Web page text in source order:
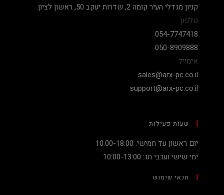
קניון מגדלי העיר קומה 2, שדרות יעקב 50, ראשון לציון.
טלפון
054-7747418
050-8909888
אימייל
sales@arx-pc.co.il
support@arx-pc.co.il
שעות פעילות
יום ראשון עד חמישי: 10:00-18:00
ימי שישי וערבי חג: 10:00-13:00
תנאי שימוש